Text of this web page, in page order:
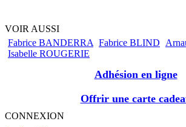
VOIR AUSSI
Fabrice BANDERRA Fabrice BLIND
Isabelle ROUGERIE
Adhésion en ligne
Offrir une carte
CONNEXION